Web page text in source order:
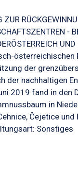
ZUR
-
österreichischen
der
der nachhaltigen
2019 fand in den
in
Čejetice
Sonstiges